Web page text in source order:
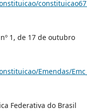
1, de 17 de outubro
Emendas/
Federativa do Brasil